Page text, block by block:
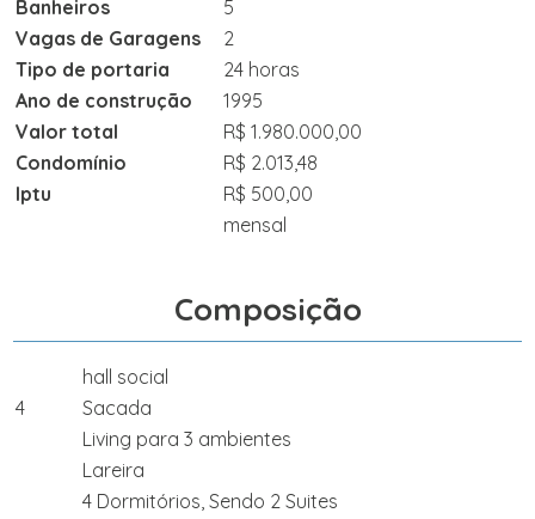
Banheiros
5
Vagas de Garagens
2
Tipo de portaria
24 horas
Ano de construção
1995
Valor total
R$ 1.980.000,00
Condomínio
R$ 2.013,48
Iptu
R$ 500,00
mensal
Composição
hall social
4
Sacada
Living para 3 ambientes
Lareira
4 Dormitórios, Sendo 2 Suites